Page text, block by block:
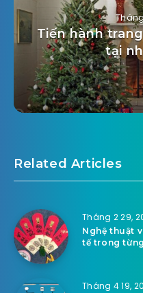
Tiến hành
tại
Related Articles
Tháng 2 29,
Nghệ thuật
tế trong
Tháng 4 19,